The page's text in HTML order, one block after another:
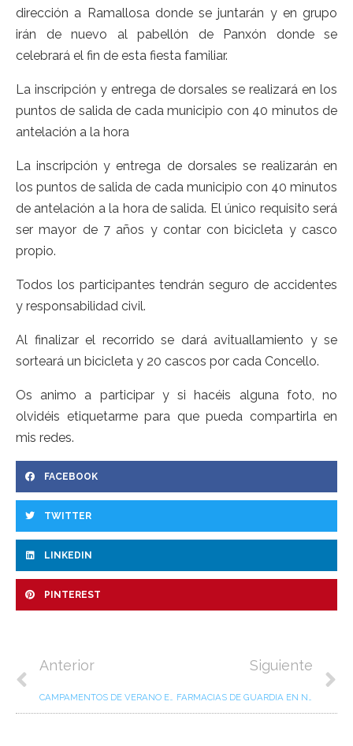
dirección a Ramallosa donde se juntarán y en grupo
irán de nuevo al pabellón de Panxón donde se
celebrará el fin de esta fiesta familiar.
La inscripción y entrega de dorsales se realizará en los
puntos de salida de cada municipio con 40 minutos de
antelación a la hora
La inscripción y entrega de dorsales se realizarán en
los puntos de salida de cada municipio con 40 minutos
de antelación a la hora de salida. El único requisito será
ser mayor de 7 años y contar con bicicleta y casco
propio.
Todos los participantes tendrán seguro de accidentes
y responsabilidad civil.
Al finalizar el recorrido se dará avituallamiento y se
sorteará un bicicleta y 20 cascos por cada Concello.
Os animo a participar y si hacéis alguna foto, no
olvidéis etiquetarme para que pueda compartirla en
mis redes.
FACEBOOK
TWITTER
LINKEDIN
PINTEREST
Anterior
CAMPAMENTOS DE VERANO EN BAIONA, NIGRÁN Y GONDOMAR
Siguiente
FARMACIAS DE GUARDIA EN NIGRÁN, BAIONA Y GONDOMAR. JUNIO 2022